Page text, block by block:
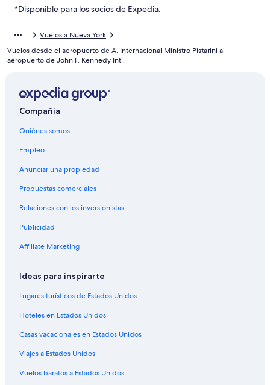
Vuelos de Austin (AUS) a Nueva York (LGA)
Vuelos de Aeropuerto Internacional de Bogotá-El Dorado
(BOG) a Nueva York (LGA)
Vuelos de Brownsville (BRO) a Nueva York (LGA)
Vuelos de Buffalo (BUF) a Nueva York (LGA)
Vuelos de Washington (DCA) a Nueva York (LGA)
Vuelos de Guadalajara (GDL) a Nueva York (LGA)
Vuelos de Grand Island (GRI) a Nueva York (LGA)
*Disponible para los socios de Expedia.
Vuelos a Nueva York
Vuelos desde el aeropuerto de A. Internacional Ministro Pistarini al
aeropuerto de John F. Kennedy Intl.
Compañía
Quiénes somos
Empleo
Anunciar una propiedad
Propuestas comerciales
Relaciones con los inversionistas
Publicidad
Affiliate Marketing
Ideas para inspirarte
Lugares turísticos de Estados Unidos
Hoteles en Estados Unidos
Casas vacacionales en Estados Unidos
Viajes a Estados Unidos
Vuelos baratos a Estados Unidos